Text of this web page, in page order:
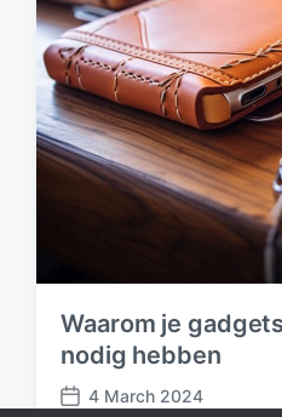
Waarom je
nodig hebben
P
4 March 2024